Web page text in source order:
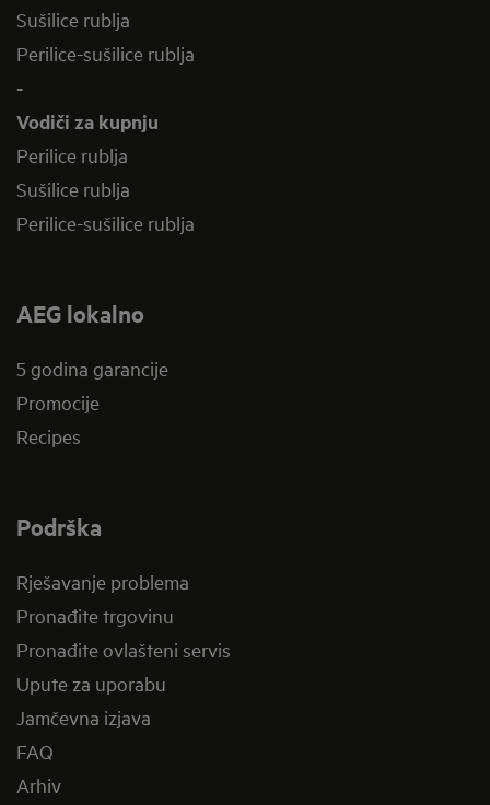
Sušilice rublja
Perilice-sušilice rublja
-
Vodiči za kupnju
Perilice rublja
Sušilice rublja
Perilice-sušilice rublja
AEG lokalno
5 godina garancije
Promocije
Recipes
Podrška
Rješavanje problema
Pronađite trgovinu
Pronađite ovlašteni servis
Upute za uporabu
Jamčevna izjava
FAQ
Arhiv